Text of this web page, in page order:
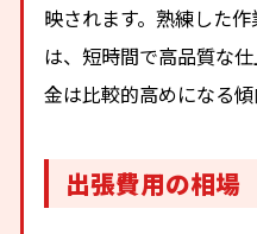
映されます。熟練した
は、短時間で高品質な
金は比較的高めになる傾
出張費用の相場